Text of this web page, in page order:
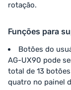
rotação.
Funções para
Botões do
AG-UX90 pode
total de 13
quatro no painel